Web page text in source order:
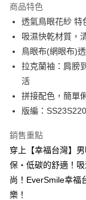
Apple Pay
悠遊付
Google Pay
ATM付款
貨到付款
運送方式
全家取貨付款
每筆NT$100，滿
付款後全家取貨
商品特色
透氣鳥眼花紗 特
吸濕快乾材質，
鳥眼布(網眼布)
拉克蘭袖：肩膀
活
拼接配色，簡單
版編：
銷售重點
穿上【幸福台灣】
保‧低碳的舒適！吸
尚！EverSmile幸福
樂！